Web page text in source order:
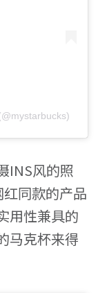
INS风的照
同款的产品
用性兼具的
马克杯来得